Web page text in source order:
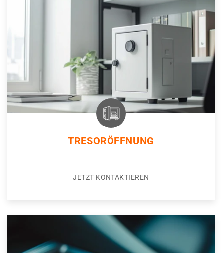
TRESORÖFFNUNG
JETZT KONTAKTIEREN